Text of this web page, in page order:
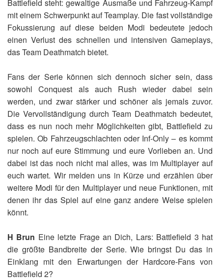
Battlefield steht: gewaltige Ausmaße und Fahrzeug-Kampf
mit einem Schwerpunkt auf Teamplay. Die fast vollständige
Fokussierung auf diese beiden Modi bedeutete jedoch
einen Verlust des schnellen und intensiven Gameplays,
das Team Deathmatch bietet.
Fans der Serie können sich dennoch sicher sein, dass
sowohl Conquest als auch Rush wieder dabei sein
werden, und zwar stärker und schöner als jemals zuvor.
Die Vervollständigung durch Team Deathmatch bedeutet,
dass es nun noch mehr Möglichkeiten gibt, Battlefield zu
spielen. Ob Fahrzeugschlachten oder Inf-Only – es kommt
nur noch auf eure Stimmung und eure Vorlieben an. Und
dabei ist das noch nicht mal alles, was im Multiplayer auf
euch wartet. Wir melden uns in Kürze und erzählen über
weitere Modi für den Multiplayer und neue Funktionen, mit
denen ihr das Spiel auf eine ganz andere Weise spielen
könnt.
H Brun Eine letzte Frage an Dich, Lars: Battlefield 3 hat
die größte Bandbreite der Serie. Wie bringst Du das in
Einklang mit den Erwartungen der Hardcore-Fans von
Battlefield 2?